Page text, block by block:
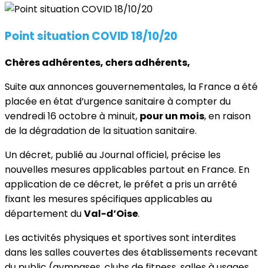
Point situation COVID 18/10/20
Chères adhérentes, chers adhérents,
Suite aux annonces gouvernementales, la France a été
placée en état d’urgence sanitaire à compter du
vendredi 16 octobre à minuit, pour un mois, en raison
de la dégradation de la situation sanitaire.
Un décret, publié au Journal officiel, précise les
nouvelles mesures applicables partout en France. En
application de ce décret, le préfet a pris un arrêté
fixant les mesures spécifiques applicables au
département duVal-d’Oise.
Les activités physiques et sportives sont interdites
dans les salles couvertes des établissements recevant